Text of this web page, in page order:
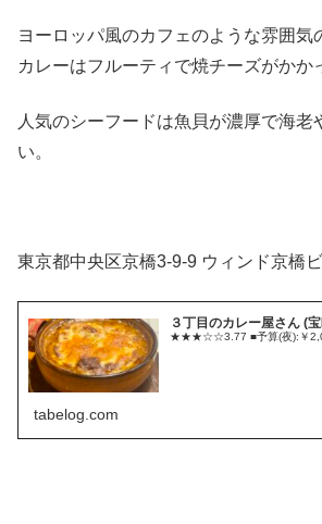
ヨーロッパ風のカフェのような雰囲気
カレーはフルーティで焼チーズがかか
人気のシーフードは魚貝が濃厚で海老
い。
東京都中央区京橋3-9-9 ウィンド京橋
３丁目のカレー屋さん (
★★★☆☆3.77 ■予算(夜):￥
tabelog.com